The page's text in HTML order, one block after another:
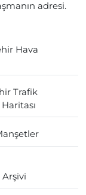
adresi.
Hava
Trafik